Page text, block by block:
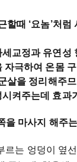
할때 ‘요놈’처럼
교정과 유연성
자극하여 온몸
살을 정리해주
켜주는데 효과
마사지 해주
르는 엉덩이 옆